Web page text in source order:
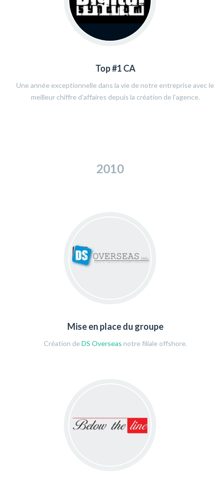
Top #1 CA
Une année exceptionnelle dans la vie de notre entreprise avec le
meilleur chiffre d’affaires depuis la création de l’agence.
2010
Mise en place du groupe
Création de DS Overseas notre filiale offshore.